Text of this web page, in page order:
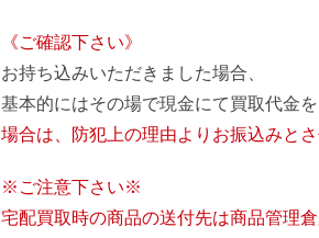
《ご確認下さい》
お持ち込みいただきました場合、
基本的にはその場で現金にて買取代金
場合は、防犯上の理由よりお振込みとさ
※ご注意下さい※
宅配買取時の商品の送付先は商品管理倉